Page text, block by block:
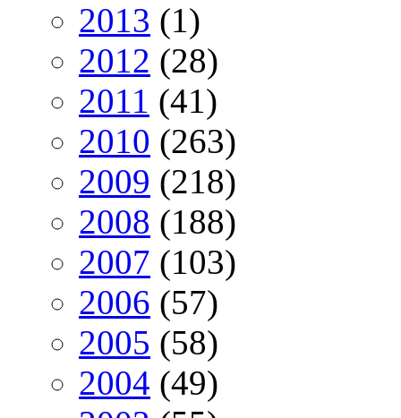
2013 (1)
2012 (28)
2011 (41)
2010 (263)
2009 (218)
2008 (188)
2007 (103)
2006 (57)
2005 (58)
2004 (49)